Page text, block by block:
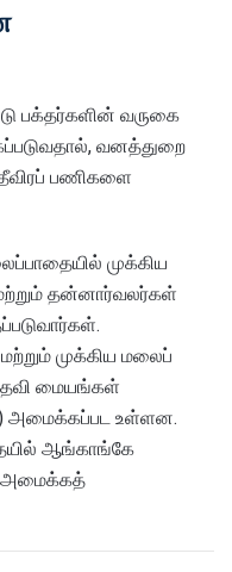
பக்தர்களின் வருகை
வனத்துறை
பணிகளை
முக்கிய
தன்னார்வலர்கள்
முக்கிய மலைப்
மையங்கள்
அமைக்கப்பட உள்ளன.
ஆங்காங்கே
அமைக்கத்